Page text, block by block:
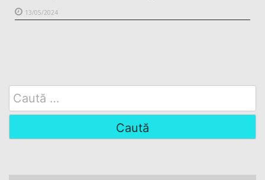
13/05/2024
Search
for: